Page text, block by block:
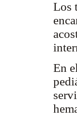
Los
En